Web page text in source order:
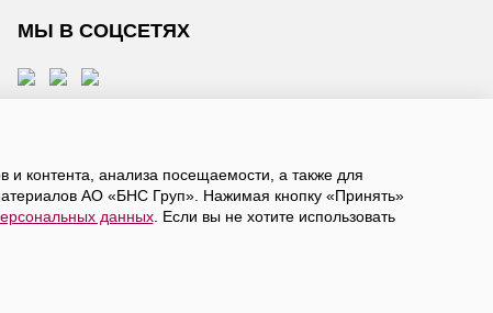
МЫ В СОЦСЕТЯХ
, даетесогласие на обработку персональных данных
ограниченное количество городов России.
контента, анализа посещаемости, а также для
АО «БНС Груп». Нажимая кнопку «Принять»
данных. Если вы не хотите использовать